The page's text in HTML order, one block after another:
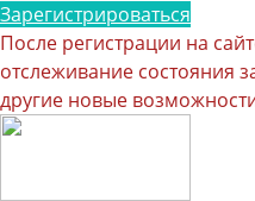
Зарегистрироваться
После регистрации на
отслеживание состояния
другие новые